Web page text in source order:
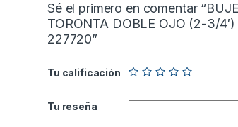
Sé el primero en comentar
TORONTA DOBLE OJO (2-3/4′)
227720”
Tu calificación
Tu reseña